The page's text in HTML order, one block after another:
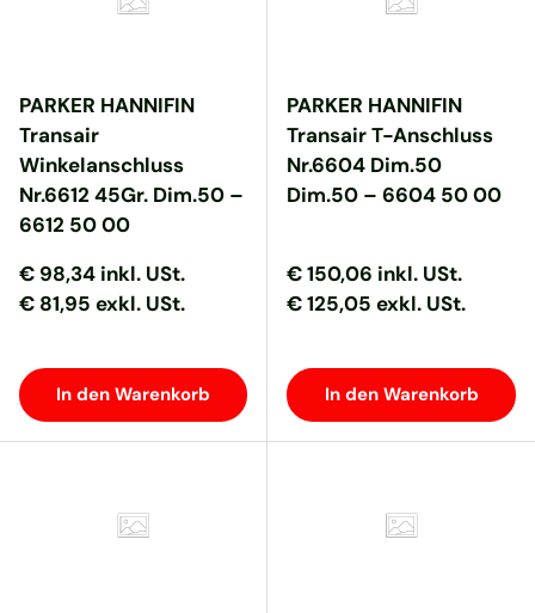
PARKER HANNIFIN
Transair
Winkelanschluss
Nr.6612 45Gr. Dim.50 –
6612 50 00
Normaler Preis
Normaler Preis
€ 98,34 inkl. USt.
€ 81,95 exkl. USt.
In den Warenkorb
PARKER HANNIFIN
Transair T-Anschluss
Nr.6604 Dim.50
Dim.50 – 6604 50 00
Normaler Preis
Normaler Preis
€ 150,06 inkl. USt.
€ 125,05 exkl. USt.
In den Warenkorb